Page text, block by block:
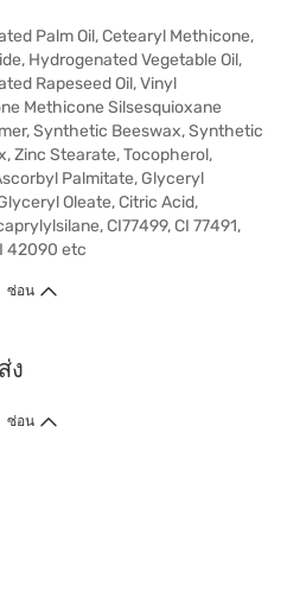
Palm Oil, Cetearyl Methicone,
Hydrogenated Vegetable Oil,
Rapeseed Oil, Vinyl
Methicone Silsesquioxane
Synthetic Beeswax, Synthetic
Zinc Stearate, Tocopherol,
Palmitate, Glyceryl
Oleate, Citric Acid,
CI77499, CI 77491,
42090 etc
ซ่อน
ง
ซ่อน